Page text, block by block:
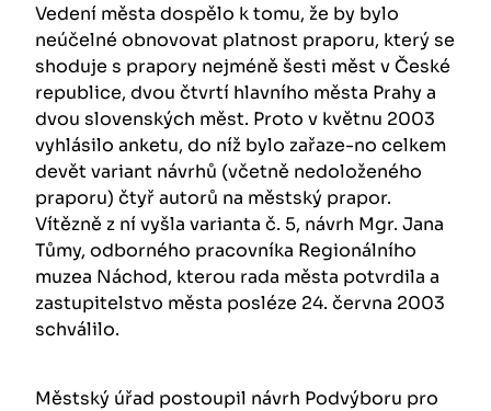
Vedení města dospělo k tomu, že by bylo
neúčelné obnovovat platnost praporu, který se
shoduje s prapory nejméně šesti měst v České
republice, dvou čtvrtí hlavního města Prahy a
dvou slovenských měst. Proto v květnu 2003
vyhlásilo anketu, do níž bylo zařaze-no celkem
devět variant návrhů (včetně nedoloženého
praporu) čtyř autorů na městský prapor.
Vítězně z ní vyšla varianta č. 5, návrh Mgr. Jana
Tůmy, odborného pracovníka Regionálního
muzea Náchod, kterou rada města potvrdila a
zastupitelstvo města posléze 24. června 2003
schválilo.
Městský úřad postoupil návrh Podvýboru pro